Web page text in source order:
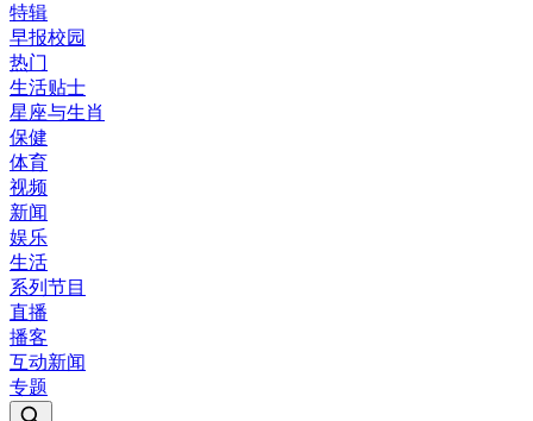
特辑
早报校园
热门
生活贴士
星座与生肖
保健
体育
视频
新闻
娱乐
生活
系列节目
直播
播客
互动新闻
专题